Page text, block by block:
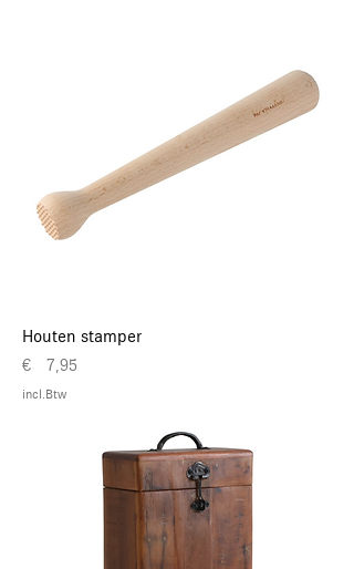
Houten stamper
Prijs
€ 7,95
incl.Btw